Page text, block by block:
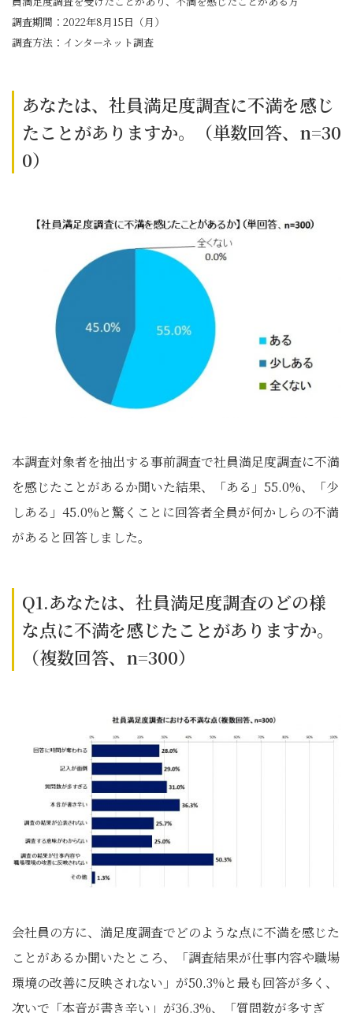
調査期間：2022年8月15日（月）
調査方法：インターネット調査
あなたは、社員満足度調査に不満を感じ
たことがありますか。（単数回答、n=30
0）
本調査対象者を抽出する事前調査で社員満足度調査に不満
を感じたことがあるか聞いた結果、「ある」55.0%、「少
しある」45.0%と驚くことに回答者全員が何かしらの不満
があると回答しました。
Q1.あなたは、社員満足度調査のどの様
な点に不満を感じたことがありますか。
（複数回答、n=300）
会社員の方に、満足度調査でどのような点に不満を感じた
ことがあるか聞いたところ、「調査結果が仕事内容や職場
環境の改善に反映されない」が50.3%と最も回答が多く、
次いで「本音が書き辛い」が36.3%、「質問数が多すぎ